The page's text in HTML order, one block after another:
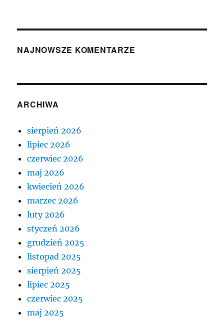
NAJNOWSZE KOMENTARZE
ARCHIWA
sierpień 2026
lipiec 2026
czerwiec 2026
maj 2026
kwiecień 2026
marzec 2026
luty 2026
styczeń 2026
grudzień 2025
listopad 2025
sierpień 2025
lipiec 2025
czerwiec 2025
maj 2025